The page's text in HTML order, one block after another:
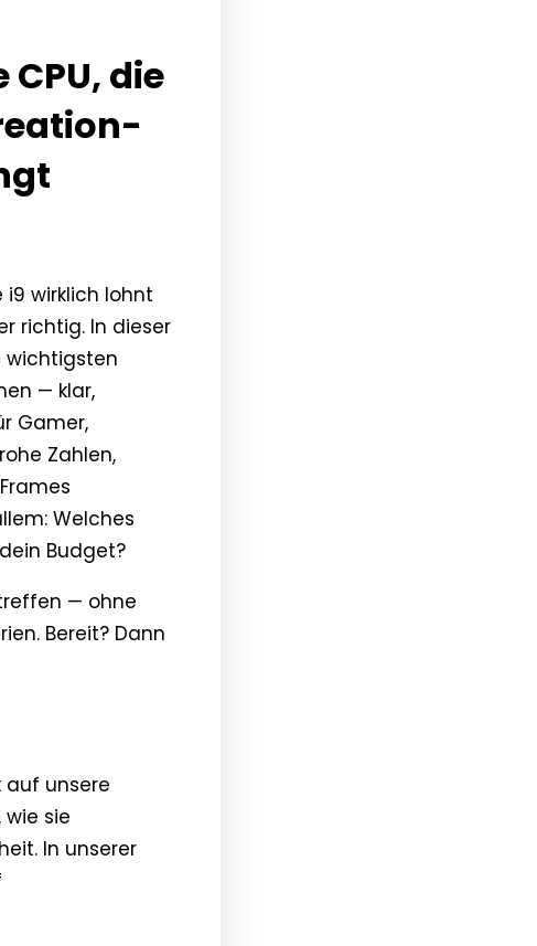
die
i9 wirklich lohnt
richtig. In dieser
wichtigsten
— klar,
Gamer,
Zahlen,
Welches
Budget?
— ohne
Bereit? Dann
auf unsere
sie
In unserer